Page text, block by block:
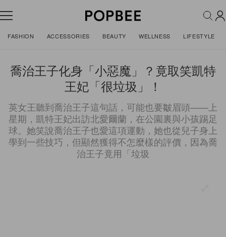
FASHION ACCESSORIES BEAUTY WELLNESS LIFESTYLE
喬治王子化身「小惡魔」？竟取笑凱特
王妃「很垃圾」！
英女王聽到喬治王子這句話，可能也要皺眉頭——上
星期，凱特王妃出訪北愛爾蘭，在公園裏與小孩踢足
球。她笑說喬治王子也愛這項運動，她也從兒子身上
學到一些技巧，但顯然獲得不怎麼樣的評價，因為喬
治王子竟用「垃圾